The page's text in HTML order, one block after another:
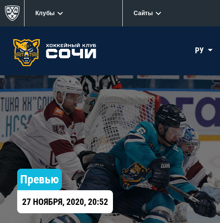
Клубы Сайты
РУ
Превью
27 НОЯБРЯ, 2020, 20:52